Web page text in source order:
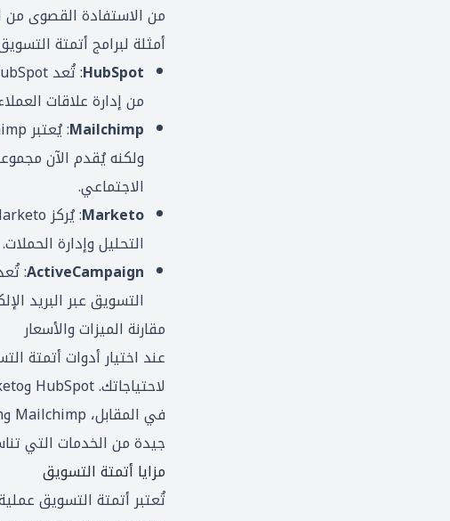
من الاستفادة القصوى من
أمثلة لبرامج أتمتة
HubSpot
من إدارة علاقات
Mailchimp
ولكنه يُقدم الآن
الاجتماعي.
Marketo
التحليل وإدارة الحملات.
ActiveCampaign
:
التسويق عبر البريد
مقارنة الميزات والأسعار
عند اختيار أدوات أتمتة
جيدة من الخدمات التي
مزايا أتمتة التسويق
تُعتبر أتمتة التسويق